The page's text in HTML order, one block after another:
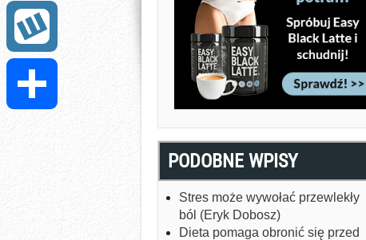
PODOBNE WPISY
Stres może wywołać przewlekły
ból (Eryk Dobosz)
Dieta pomaga obronić się przed
Email